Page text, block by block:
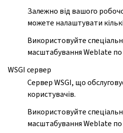
Залежно від вашого
можете налаштувати
Використовуйте
масштабування Weblate по
WSGI сервер
Сервер WSGI, що
користувачів.
Використовуйте
масштабування Weblate по